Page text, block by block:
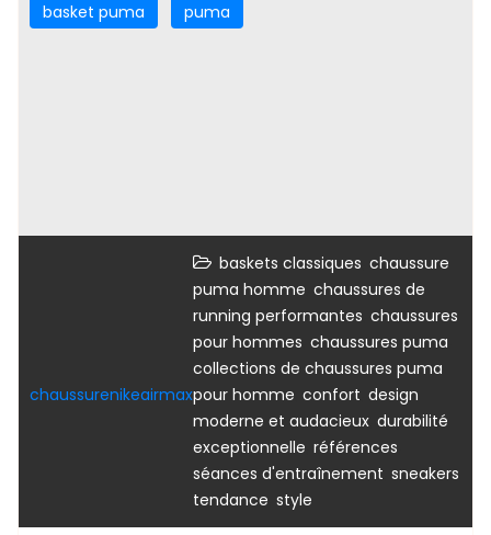
basket puma puma
chaussurenikeairmax
baskets classiques chaussure
puma homme chaussures de
running performantes chaussures
pour hommes chaussures puma
collections de chaussures puma
pour homme confort design
moderne et audacieux durabilité
exceptionnelle références
séances d'entraînement sneakers
tendance style